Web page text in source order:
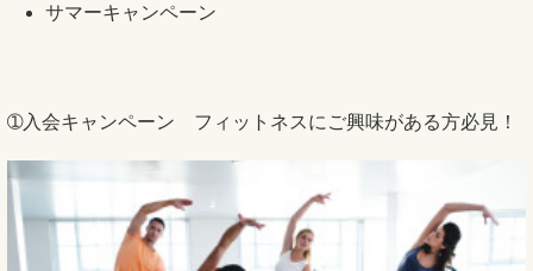
サマーキャンペーン
➀入会キャンペーン フィットネスにご興味がある方必見！